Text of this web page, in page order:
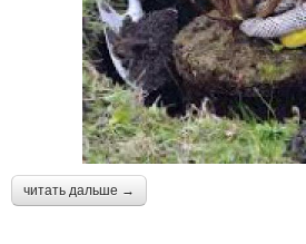
читать дальше →